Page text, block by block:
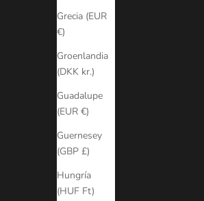
Grecia (EUR
€)
Groenlandia
(DKK kr.)
Guadalupe
(EUR €)
Guernesey
(GBP £)
Hungría
(HUF Ft)